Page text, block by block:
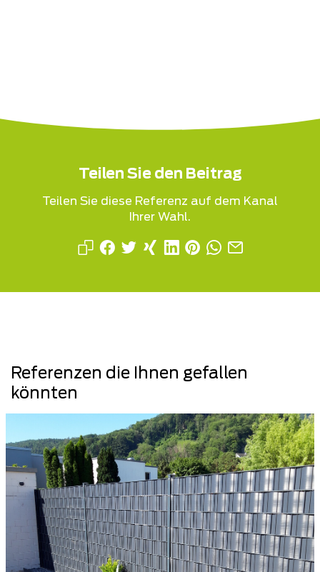
Teilen Sie den Beitrag
Teilen Sie diese Referenz auf dem Kanal
Ihrer Wahl.
Referenzen die Ihnen gefallen
könnten